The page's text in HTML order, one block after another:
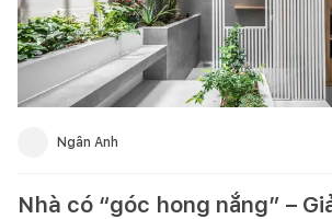
Ngân Anh
Nhà có “góc hong nắng” –